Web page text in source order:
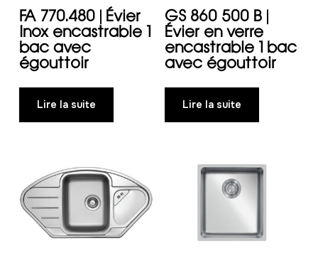
FA 770.480 | Évier
Inox encastrable 1
bac avec
égouttoir
Lire la suite
GS 860 500 B |
Évier en verre
encastrable 1 bac
avec égouttoir
Lire la suite